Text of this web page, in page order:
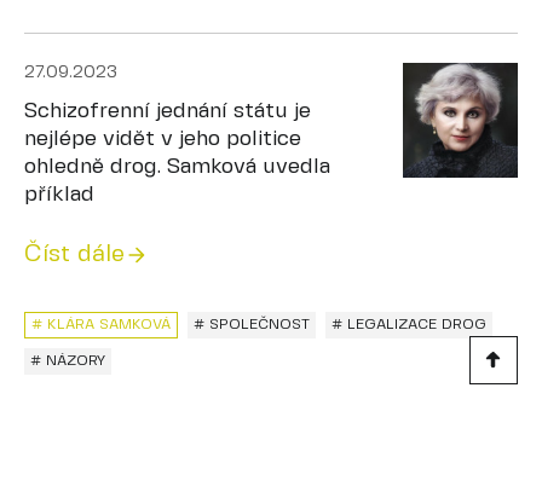
27.09.2023
Schizofrenní jednání státu je
nejlépe vidět v jeho politice
ohledně drog. Samková uvedla
příklad
Číst dále
# SPOLEČNOST # LEGALIZACE DROG
# NÁZORY
# KLÁRA SAMKOVÁ